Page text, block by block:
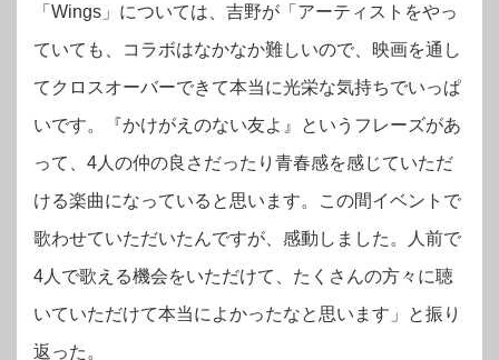
「Wings」については、吉野が「アーティストをやっ
ていても、コラボはなかなか難しいので、映画を通し
てクロスオーバーできて本当に光栄な気持ちでいっぱ
いです。『かけがえのない友よ』というフレーズがあ
って、4人の仲の良さだったり青春感を感じていただ
ける楽曲になっていると思います。この間イベントで
歌わせていただいたんですが、感動しました。人前で
4人で歌える機会をいただけて、たくさんの方々に聴
いていただけて本当によかったなと思います」と振り
返った。